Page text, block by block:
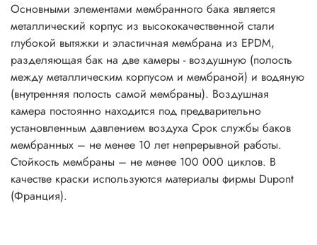
Основными элементами мембранного бака является
металлический корпус из высококачественной стали
глубокой вытяжки и эластичная мембрана из ЕPDМ,
разделяющая бак на две камеры - воздушную (полость
между металлическим корпусом и мембраной) и водяную
(внутренняя полость самой мембраны). Воздушная
камера постоянно находится под предварительно
установленным давлением воздуха Срок службы баков
мембранных – не менее 10 лет непрерывной работы.
Стойкость мембраны – не менее 100 000 циклов. В
качестве краски используются материалы фирмы Dupont
(Франция).